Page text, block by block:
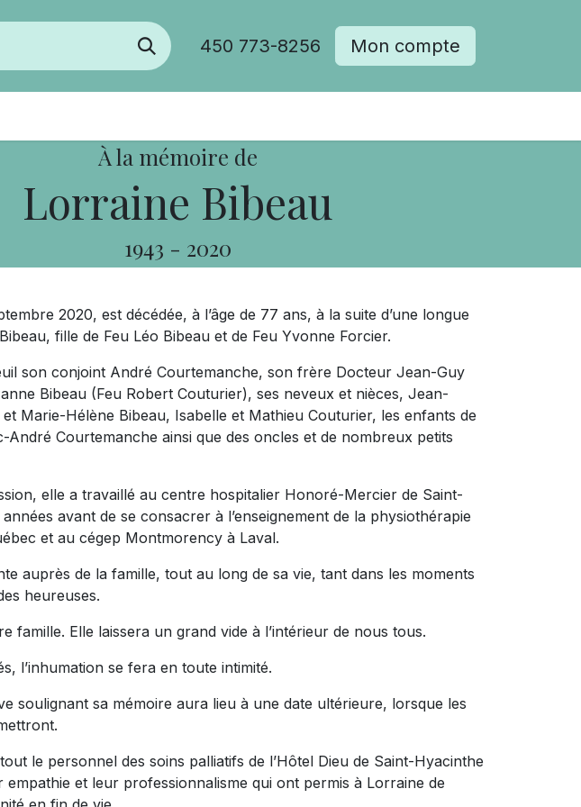
450 773-8256 Mon compte
À la mémoire de
Lorraine Bibeau
1943 - 2020
2020, est décédée, à l’âge de 77 ans, à la suite d’une longue
fille de Feu Léo Bibeau et de Feu Yvonne Forcier.
son conjoint André Courtemanche, son frère Docteur Jean-Guy
Bibeau (Feu Robert Couturier), ses neveux et nièces, Jean-
Marie-Hélène Bibeau, Isabelle et Mathieu Couturier, les enfants de
Courtemanche ainsi que des oncles et de nombreux petits
elle a travaillé au centre hospitalier Honoré-Mercier de Saint-
avant de se consacrer à l’enseignement de la physiothérapie
et au cégep Montmorency à Laval.
auprès de la famille, tout au long de sa vie, tant dans les moments
heureuses.
famille. Elle laissera un grand vide à l’intérieur de nous tous.
l’inhumation se fera en toute intimité.
soulignant sa mémoire aura lieu à une date ultérieure, lorsque les
le personnel des soins palliatifs de l’Hôtel Dieu de Saint-Hyacinthe
et leur professionnalisme qui ont permis à Lorraine de